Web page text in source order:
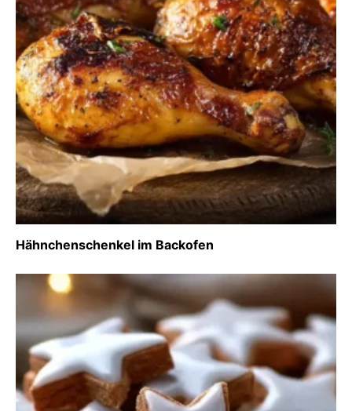
Hähnchenschenkel im Backofen